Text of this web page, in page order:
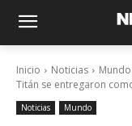
Inicio Noticias Mundo
Titán se entregaron
Noticias Mundo